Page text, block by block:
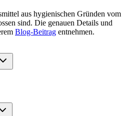
aus hygienischen Gründen vom
sind. Die genauen Details und
Blog-Beitrag entnehmen.